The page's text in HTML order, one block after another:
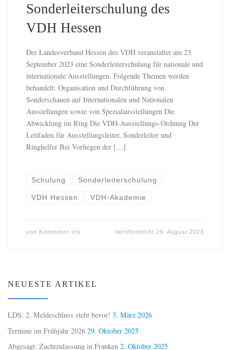
Sonderleiterschulung des
VDH Hessen
Der Landesverband Hessen des VDH veranstaltet am 23.
September 2023 eine Sonderleiterschulung für nationale und
internationale Ausstellungen. Folgende Themen werden
behandelt: Organisation und Durchführung von
Sonderschauen auf Internationalen und Nationalen
Ausstellungen sowie von Spezialausstellungen Die
Abwicklung im Ring Die VDH-Ausstellungs-Ordnung Der
Leitfaden für Ausstellungsleiter, Sonderleiter und
Ringhelfer Bei Vorliegen der […]
Schulung Sonderleiterschulung
VDH Hessen VDH-Akademie
von Kammerer Iris Veröffentlicht 29. August 2023
NEUESTE ARTIKEL
LDS: 2. Meldeschluss steht bevor! 3. März 2026
Termine im Frühjahr 2026 29. Oktober 2025
Abgesagt: Zuchtzulassung in Franken 2. Oktober 2025